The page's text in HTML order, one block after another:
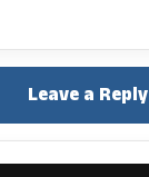
Leave a Reply